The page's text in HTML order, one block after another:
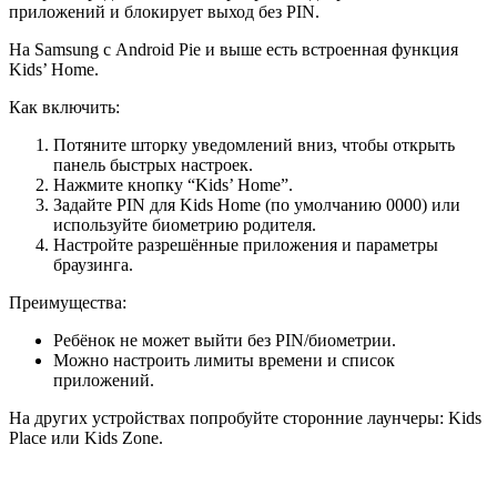
приложений и блокирует выход без PIN.
На Samsung с Android Pie и выше есть встроенная функция
Kids’ Home.
Как включить:
Потяните шторку уведомлений вниз, чтобы открыть
панель быстрых настроек.
Нажмите кнопку “Kids’ Home”.
Задайте PIN для Kids Home (по умолчанию 0000) или
используйте биометрию родителя.
Настройте разрешённые приложения и параметры
браузинга.
Преимущества:
Ребёнок не может выйти без PIN/биометрии.
Можно настроить лимиты времени и список
приложений.
На других устройствах попробуйте сторонние лаунчеры: Kids
Place или Kids Zone.